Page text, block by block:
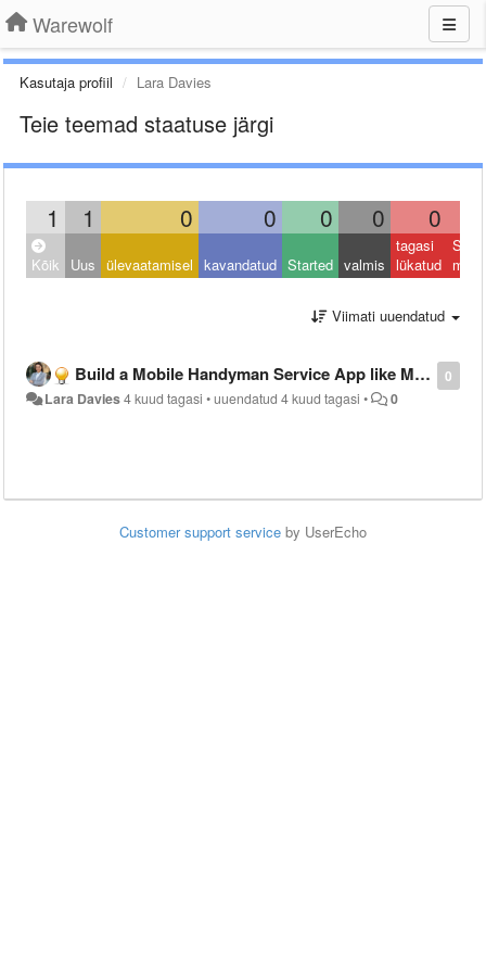
Warewolf
Kasutaja profiil Lara Davies
Teie teemad staatuse järgi
1 1 0 0 0 0 0
Kõik Uus ülevaatamisel kavandatud Started valmis
tagasi
lükatud muu
Viimati uuendatud
0
Build a Mobile Handyman Service App like MyBuilder
Lara Davies4 kuud tagasi •uuendatud4 kuud tagasi • 0
Customer support service by UserEcho